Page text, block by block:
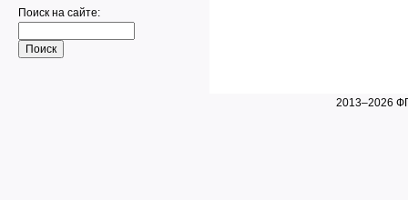
Поиск на сайте:
2013–2026